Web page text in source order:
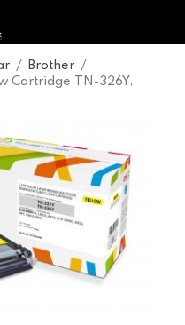
/ Brother /
Cartridge,TN-326Y,